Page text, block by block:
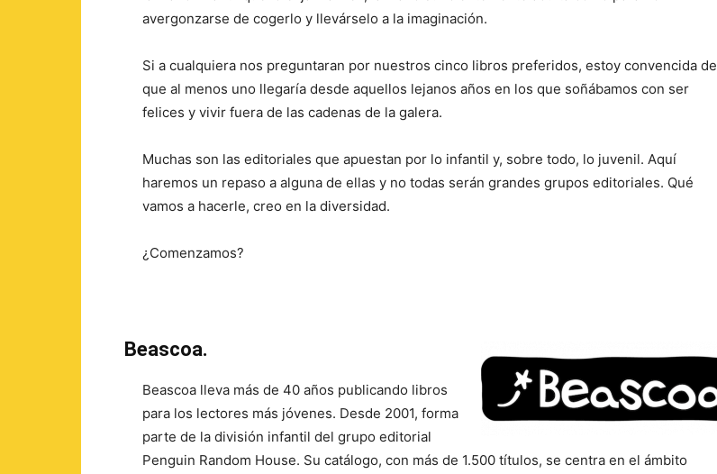
avergonzarse de cogerlo y llevárselo a la imaginación.
Si a cualquiera nos preguntaran por nuestros cinco libros preferidos, estoy convencida de
que al menos uno llegaría desde aquellos lejanos años en los que soñábamos con ser
felices y vivir fuera de las cadenas de la galera.
Muchas son las editoriales que apuestan por lo infantil y, sobre todo, lo juvenil. Aquí
haremos un repaso a alguna de ellas y no todas serán grandes grupos editoriales. Qué
vamos a hacerle, creo en la diversidad.
¿Comenzamos?
Beascoa.
Beascoa lleva más de 40 años publicando libros
para los lectores más jóvenes. Desde 2001, forma
parte de la división infantil del grupo editorial
Penguin Random House. Su catálogo, con más de 1.500 títulos, se centra en el ámbito